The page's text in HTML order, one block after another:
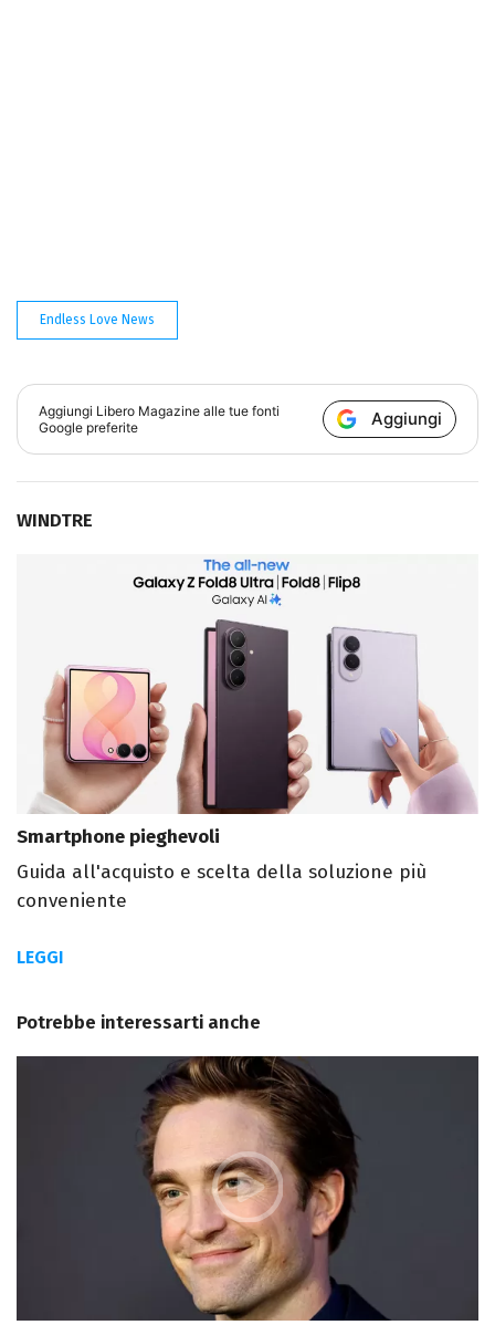
Endless Love News
Aggiungi Libero Magazine alle tue fonti
Google preferite
Aggiungi
WINDTRE
Smartphone pieghevoli
Guida all'acquisto e scelta della soluzione più
conveniente
LEGGI
Potrebbe interessarti anche